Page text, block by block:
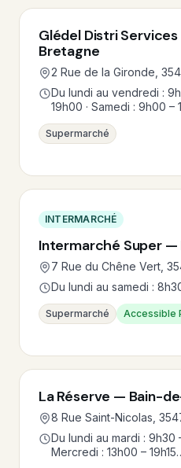
Glédel Distri
Bretagne
2 Rue de la Gironde,
Du lundi au vendredi :
19h00 · Samedi : 9h00 –
Supermarché
INTERMARCHÉ
Intermarché Super
7 Rue du Chêne Vert,
Du lundi au samedi :
Supermarché Accessible
La Réserve — Bain-
8 Rue Saint-Nicolas,
Du lundi au mardi : 9h30
Mercredi : 13h00 –